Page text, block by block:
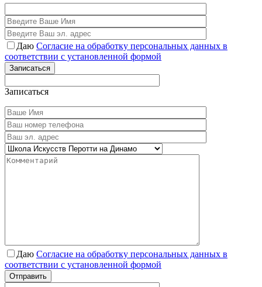
Даю Согласие на обработку персональных данных в
соответствии с установленной формой
Записаться
Записаться
Даю Согласие на обработку персональных данных в
соответствии с установленной формой
Отправить